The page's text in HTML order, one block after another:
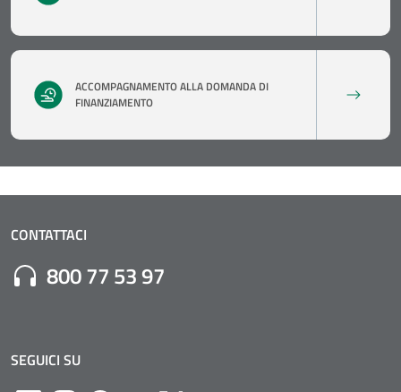
ACCOMPAGNAMENTO ALLA DOMANDA DI
FINANZIAMENTO
CONTATTACI
Numero di Telefono:
800 77 53 97
SEGUICI SU